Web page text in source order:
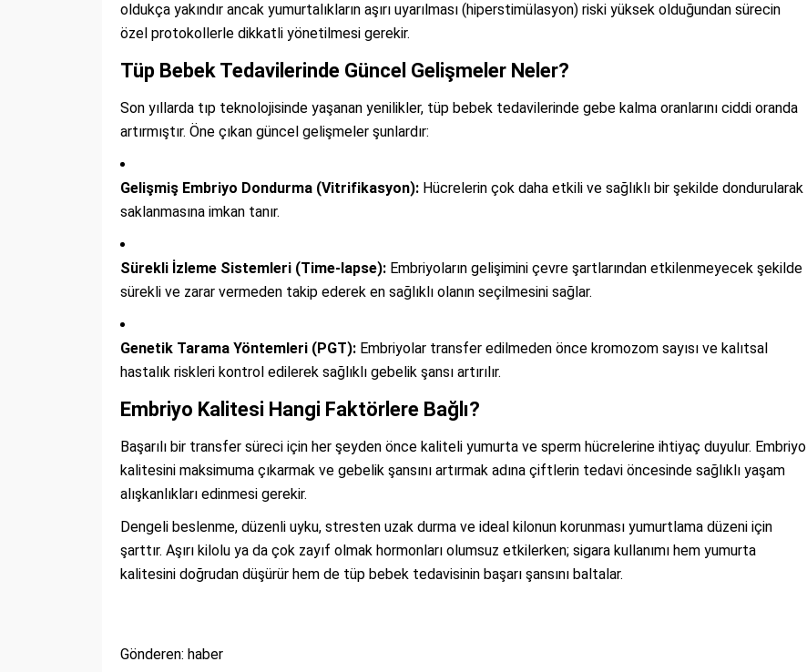
oldukça yakındır ancak yumurtalıkların aşırı uyarılması (hiperstimülasyon) riski yüksek olduğundan sürecin
özel protokollerle dikkatli yönetilmesi gerekir.
Tüp Bebek Tedavilerinde Güncel Gelişmeler Neler?
Son yıllarda tıp teknolojisinde yaşanan yenilikler, tüp bebek tedavilerinde gebe kalma oranlarını ciddi oranda
artırmıştır. Öne çıkan güncel gelişmeler şunlardır:
Gelişmiş Embriyo Dondurma (Vitrifikasyon): Hücrelerin çok daha etkili ve sağlıklı bir şekilde dondurularak
saklanmasına imkan tanır.
Sürekli İzleme Sistemleri (Time-lapse): Embriyoların gelişimini çevre şartlarından etkilenmeyecek şekilde
sürekli ve zarar vermeden takip ederek en sağlıklı olanın seçilmesini sağlar.
Genetik Tarama Yöntemleri (PGT): Embriyolar transfer edilmeden önce kromozom sayısı ve kalıtsal
hastalık riskleri kontrol edilerek sağlıklı gebelik şansı artırılır.
Embriyo Kalitesi Hangi Faktörlere Bağlı?
Başarılı bir transfer süreci için her şeyden önce kaliteli yumurta ve sperm hücrelerine ihtiyaç duyulur. Embriyo
kalitesini maksimuma çıkarmak ve gebelik şansını artırmak adına çiftlerin tedavi öncesinde sağlıklı yaşam
alışkanlıkları edinmesi gerekir.
Dengeli beslenme, düzenli uyku, stresten uzak durma ve ideal kilonun korunması yumurtlama düzeni için
şarttır. Aşırı kilolu ya da çok zayıf olmak hormonları olumsuz etkilerken; sigara kullanımı hem yumurta
kalitesini doğrudan düşürür hem de tüp bebek tedavisinin başarı şansını baltalar.
Gönderen: haber